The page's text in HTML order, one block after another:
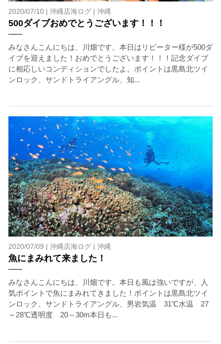
2020/07/10 | 沖縄店海ログ| 沖縄
500ダイブおめでとうございます！！！
みなさんこんにちは、川畑です。本日はリピーター様が500ダ
イブを迎えました！おめでとうございます！！！記念ダイブ
に相応しいコンディションでしたよ。ポイントは黒島北ツイ
ンロック、サンドトライアングル、知...
2020/07/09 | 沖縄店海ログ| 沖縄
魚にまみれて来ました！
みなさんこんにちは、川畑です。本日も風は強いですが、人
気ポイントで魚にまみれてきました！ポイントは黒島北ツイ
ンロック、サンドトライアングル、男岩気温 31℃水温 27
～28℃透明度 20～30m本日も...